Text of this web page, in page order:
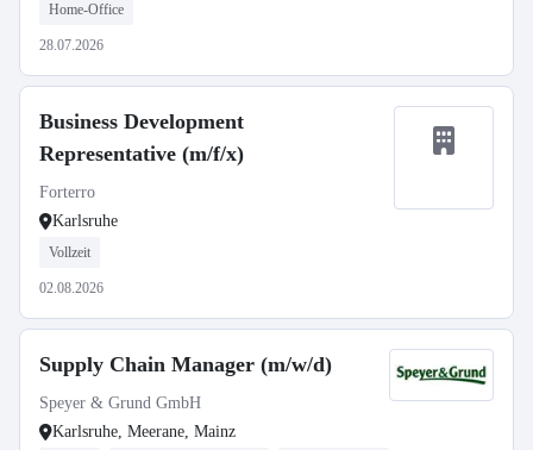
Home-Office
28.07.2026
Business Development
Representative (m/f/x)
Forterro
Karlsruhe
Vollzeit
02.08.2026
Supply Chain Manager (m/w/d)
Speyer & Grund GmbH
Karlsruhe, Meerane, Mainz